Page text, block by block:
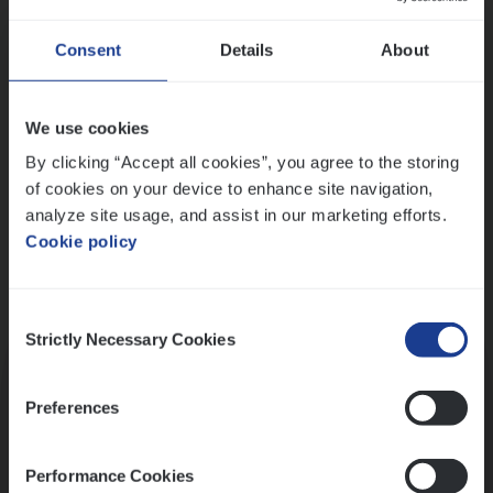
Consent Details About
We use cookies
By clicking “Accept all cookies”, you agree to the storing
of cookies on your device to enhance site navigation,
analyze site usage, and assist in our marketing efforts.
Cookie policy
Selection
Strictly Necessary Cookies
Preferences
Performance Cookies
Ons sollicitatieproces